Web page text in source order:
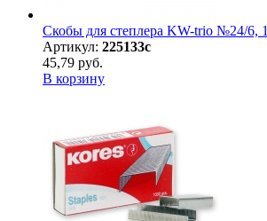
Скобы для степлера KW-trio №24/6,
Артикул: 225133с
45,79 руб.
В корзину